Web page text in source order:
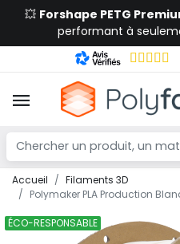
💥 Forshape PETG
performant à
Accueil
Filaments 3D
Polymaker PLA Production
ÉCO-RESPONSABLE